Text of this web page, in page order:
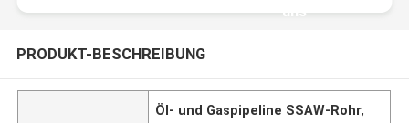
uns
PRODUKT-BESCHREIBUNG
Öl- und Gaspipeline SSAW-Rohr,